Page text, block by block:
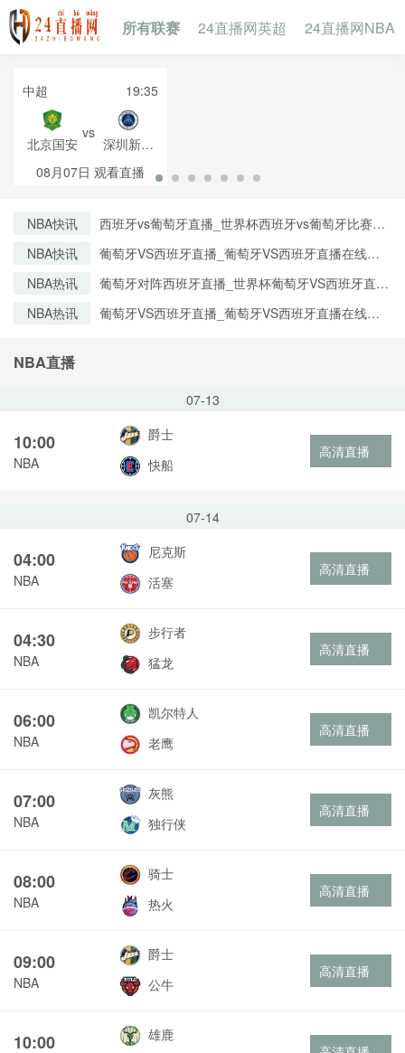
所有联赛 24直播网英超 24直播网NBA
中超 19:35
北京国安
vs
深圳新鹏
城
08月07日 观看直播
NBA快讯
西班牙vs葡萄牙直播_世界杯西班牙vs葡萄牙比赛直
NBA快讯
葡萄牙VS西班牙直播_葡萄牙VS西班牙直播在线观
NBA热讯
葡萄牙对阵西班牙直播_世界杯葡萄牙VS西班牙直播
NBA热讯
葡萄牙VS西班牙直播_葡萄牙VS西班牙直播在线观
NBA直播
07-13
10:00
NBA
爵士
快船
高清直播
07-14
04:00
NBA
尼克斯
活塞
高清直播
04:30
NBA
步行者
猛龙
高清直播
06:00
NBA
凯尔特人
老鹰
高清直播
07:00
NBA
灰熊
独行侠
高清直播
08:00
NBA
骑士
热火
高清直播
09:00
NBA
爵士
公牛
高清直播
10:00
雄鹿